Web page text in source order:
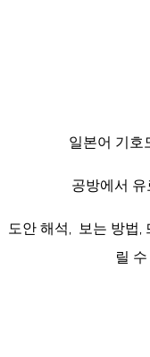
일본어 기호
공방에서
도안 해석, 보는 방법,
릴